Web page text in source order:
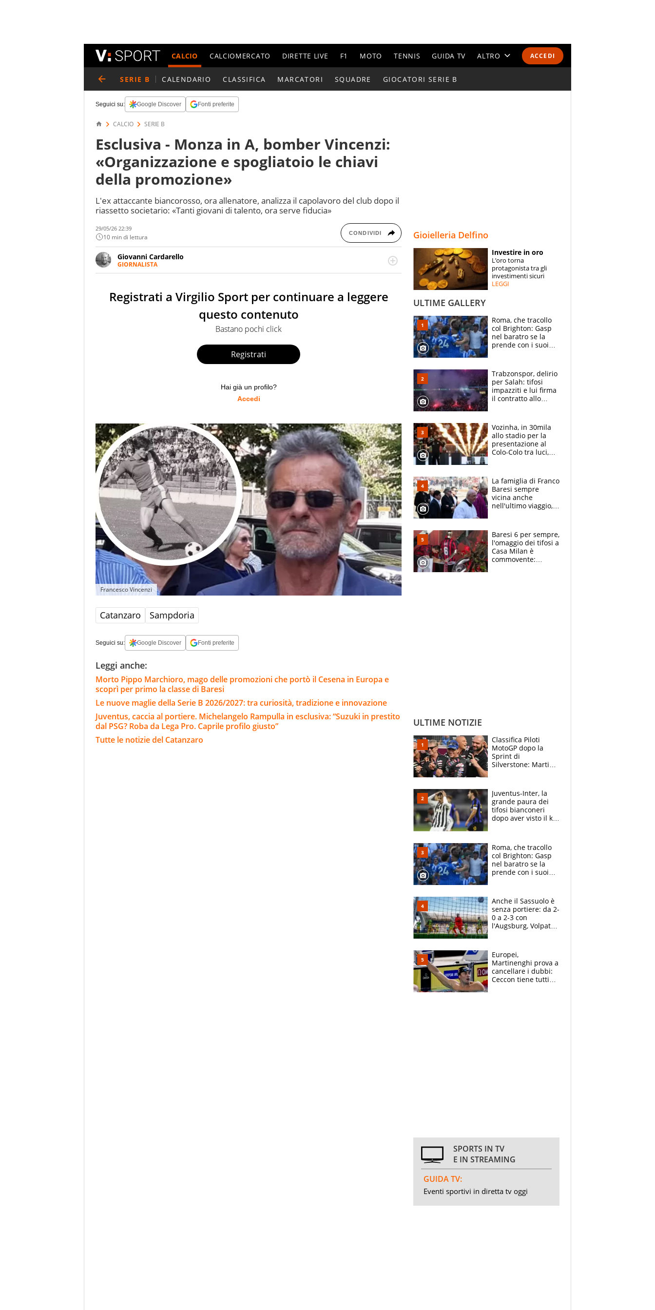
ACCEDI
CALCIO CALCIOMERCATO DIRETTE LIVE F1 MOTO TENNIS GUIDA TV ALTRO
ESPERTI
CONTATTI
SERIE B CALENDARIO CLASSIFICA MARCATORI SQUADRE GIOCATORI SERIE B
Seguici su: Google Discover Fonti preferite
CALCIO SERIE B
Esclusiva - Monza in A, bomber Vincenzi:
«Organizzazione e spogliatoio le chiavi
della promozione»
L'ex attaccante biancorosso, ora allenatore, analizza il capolavoro del club dopo il
riassetto societario: «Tanti giovani di talento, ora serve fiducia»
29/05/26 22:39
10 min di lettura CONDIVIDI
Giovanni Cardarello
GIORNALISTA
Giornalista pubblicista, romano ma umbro d'adozione. Scrive di calcio e di basket dai
economico.
Registrati a Virgilio Sport per continuare a leggere
questo contenuto
Bastano pochi click
Registrati
Hai già un profilo?
Accedi
Francesco Vincenzi
Catanzaro Sampdoria
Seguici su: Google Discover Fonti preferite
Leggi anche:
Morto Pippo Marchioro, mago delle promozioni che portò il Cesena in Europa e
scoprì per primo la classe di Baresi
Le nuove maglie della Serie B 2026/2027: tra curiosità, tradizione e innovazione
Juventus, caccia al portiere. Michelangelo Rampulla in esclusiva: “Suzuki in prestito
dal PSG? Roba da Lega Pro. Caprile profilo giusto”
Tutte le notizie del Catanzaro
Gioielleria Delfino
Investire in oro
L’oro torna
protagonista tra gli
investimenti sicuri
LEGGI
ULTIME GALLERY
Roma, che tracollo
col Brighton: Gasp
nel baratro se la
prende con i suoi
Trabzonspor, delirio
per Salah: tifosi
impazziti e lui firma
il contratto allo
Vozinha, in 30mila
allo stadio per la
presentazione al
Colo-Colo tra luci,
La famiglia di Franco
Baresi sempre
vicina anche
nell'ultimo viaggio,
circondati
dall'affetto dei tifosi
Baresi 6 per sempre,
l'omaggio dei tifosi a
Casa Milan è
commovente:
ULTIME NOTIZIE
Classifica Piloti
MotoGP dopo la
Sprint di
Silverstone: Martin
Marquez
Juventus-Inter, la
grande paura dei
tifosi bianconeri
dopo aver visto il ko
Roma, che tracollo
col Brighton: Gasp
nel baratro se la
prende con i suoi
Anche il Sassuolo è
senza portiere: da 2-
0 a 2-3 con
l'Augsburg, Volpato
Europei,
Martinenghi prova a
cancellare i dubbi:
Ceccon tiene tutti
SPORTS IN TV
E IN STREAMING
GUIDA TV:
Eventi sportivi in diretta tv oggi